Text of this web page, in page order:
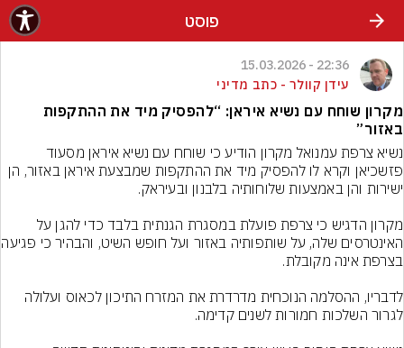
פוסט
22:36 - 15.03.2026
עידן קוולר - כתב מדיני
מקרון שוחח עם נשיא איראן: “להפסיק מיד את ההתקפות
באזור”